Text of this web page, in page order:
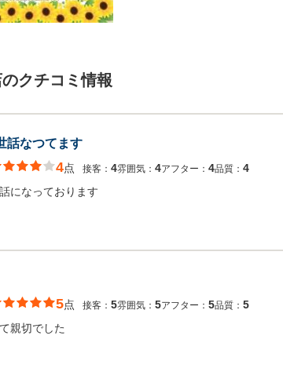
クチコミ情報
話なつてます
4点 接客： 4雰囲気： 4アフター： 4品質： 4
になっております
5点 接客： 5雰囲気： 5アフター： 5品質： 5
親切でした